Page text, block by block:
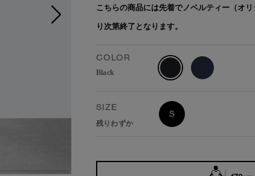
こちらの商品には先着でノベルティー（オ
り次第終了となります。
COLOR
Black
SIZE
残りわずか
S